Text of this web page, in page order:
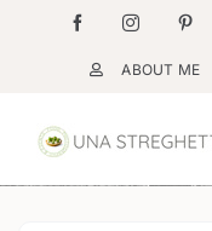
contenuto
FacebookInstagram
ABOUT ME